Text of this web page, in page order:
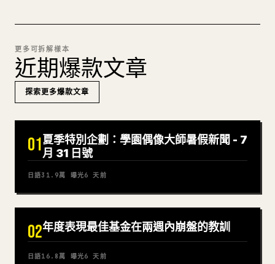
更多可拆解樣本
近期爆款文章
探索更多爆款文章
01夏季特別企劃：學園偶像大師暑假新聞 - 7
月 31 日號
日語31.9萬 曝光6 天前
02年度表現最佳基金在兩週內崩盤的教訓
日語16.8萬 曝光6 天前